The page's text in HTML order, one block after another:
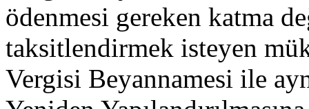
ödenmesi gereken katma
taksitlendirmek isteyen
Vergisi Beyannamesi ile